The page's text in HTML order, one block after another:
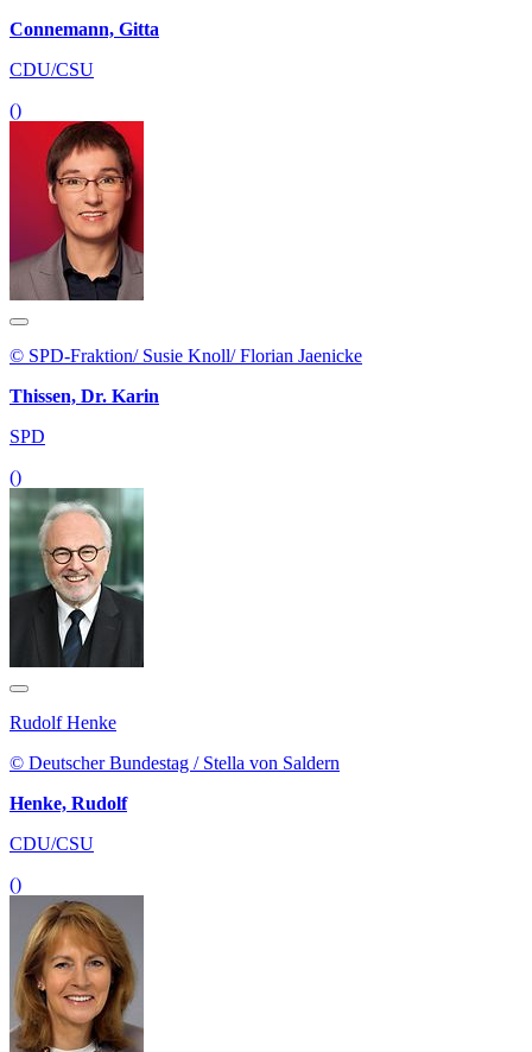
Connemann, Gitta
CDU/CSU
()
© SPD-Fraktion/ Susie Knoll/ Florian Jaenicke
Thissen, Dr. Karin
SPD
()
Rudolf Henke
© Deutscher Bundestag / Stella von Saldern
Henke, Rudolf
CDU/CSU
()